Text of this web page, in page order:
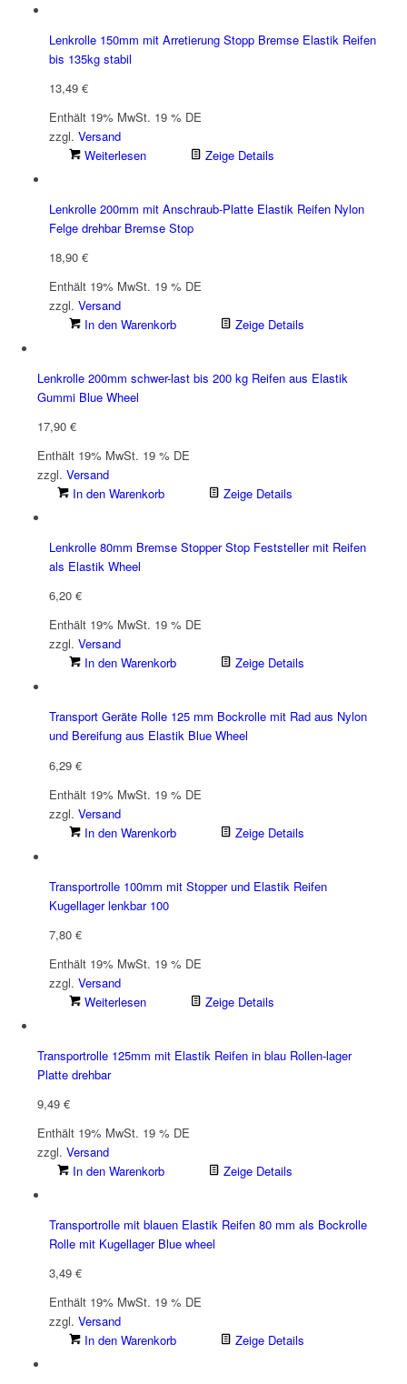
Lenkrolle 150mm mit Arretierung Stopp Bremse Elastik Reifen
bis 135kg stabil
13,49 €
Enthält 19% MwSt. 19 % DE
zzgl. Versand
Weiterlesen
Zeige Details
Lenkrolle 200mm mit Anschraub-Platte Elastik Reifen Nylon
Felge drehbar Bremse Stop
18,90 €
Enthält 19% MwSt. 19 % DE
zzgl. Versand
In den Warenkorb
Zeige Details
Lenkrolle 200mm schwer-last bis 200 kg Reifen aus Elastik
Gummi Blue Wheel
17,90 €
Enthält 19% MwSt. 19 % DE
zzgl. Versand
In den Warenkorb
Zeige Details
Lenkrolle 80mm Bremse Stopper Stop Feststeller mit Reifen
als Elastik Wheel
6,20 €
Enthält 19% MwSt. 19 % DE
zzgl. Versand
In den Warenkorb
Zeige Details
Transport Geräte Rolle 125 mm Bockrolle mit Rad aus Nylon
und Bereifung aus Elastik Blue Wheel
6,29 €
Enthält 19% MwSt. 19 % DE
zzgl. Versand
In den Warenkorb
Zeige Details
Transportrolle 100mm mit Stopper und Elastik Reifen
Kugellager lenkbar 100
7,80 €
Enthält 19% MwSt. 19 % DE
zzgl. Versand
Weiterlesen
Zeige Details
Transportrolle 125mm mit Elastik Reifen in blau Rollen-lager
Platte drehbar
9,49 €
Enthält 19% MwSt. 19 % DE
zzgl. Versand
In den Warenkorb
Zeige Details
Transportrolle mit blauen Elastik Reifen 80 mm als Bockrolle
Rolle mit Kugellager Blue wheel
3,49 €
Enthält 19% MwSt. 19 % DE
zzgl. Versand
In den Warenkorb
Zeige Details